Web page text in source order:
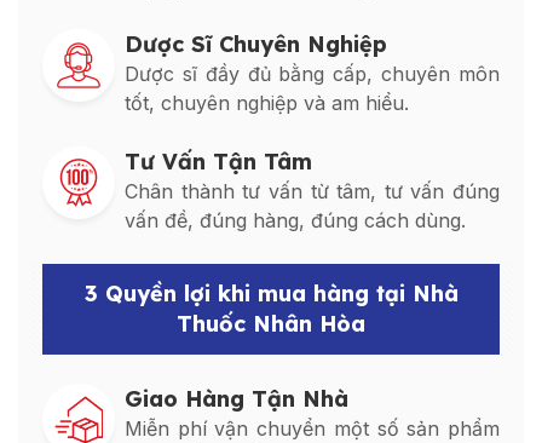
Dược Sĩ Chuyên Nghiệp
Dược sĩ đầy đủ bằng cấp, chuyên môn
tốt, chuyên nghiệp và am hiểu.
Tư Vấn Tận Tâm
Chân thành tư vấn từ tâm, tư vấn đúng
vấn đề, đúng hàng, đúng cách dùng.
3 Quyền lợi khi mua hàng tại Nhà
Thuốc Nhân Hòa
Giao Hàng Tận Nhà
Miễn phí vận chuyển một số sản phẩm